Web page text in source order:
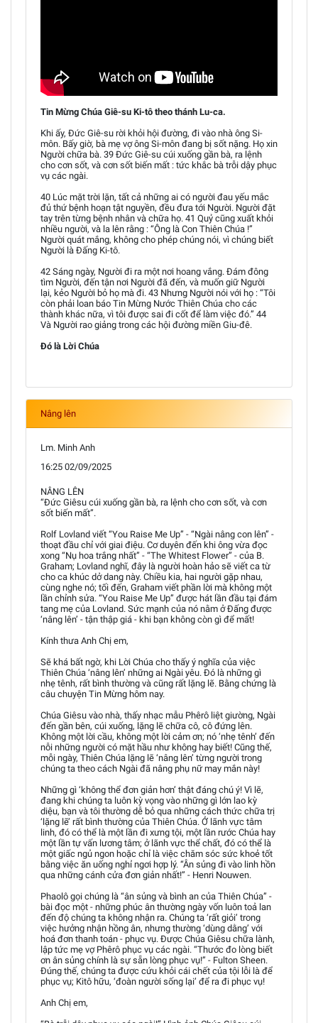
Tin Mừng Chúa Giê-su Ki-tô theo thánh Lu-ca.
Khi ấy, Đức Giê-su rời khỏi hội đường, đi vào nhà ông Si-
môn. Bấy giờ, bà mẹ vợ ông Si-môn đang bị sốt nặng. Họ xin
Người chữa bà. 39 Đức Giê-su cúi xuống gần bà, ra lệnh
cho cơn sốt, và cơn sốt biến mất : tức khắc bà trỗi dậy phục
vụ các ngài.
40 Lúc mặt trời lặn, tất cả những ai có người đau yếu mắc
đủ thứ bệnh hoạn tật nguyền, đều đưa tới Người. Người đặt
tay trên từng bệnh nhân và chữa họ. 41 Quỷ cũng xuất khỏi
nhiều người, và la lên rằng : “Ông là Con Thiên Chúa !”
Người quát mắng, không cho phép chúng nói, vì chúng biết
Người là Đấng Ki-tô.
42 Sáng ngày, Người đi ra một nơi hoang vắng. Đám đông
tìm Người, đến tận nơi Người đã đến, và muốn giữ Người
lại, kẻo Người bỏ họ mà đi. 43 Nhưng Người nói với họ : “Tôi
còn phải loan báo Tin Mừng Nước Thiên Chúa cho các
thành khác nữa, vì tôi được sai đi cốt để làm việc đó.” 44
Và Người rao giảng trong các hội đường miền Giu-đê.
Đó là Lời Chúa
Nâng lên
Lm. Minh Anh
16:25 02/09/2025
NÂNG LÊN
“Đức Giêsu cúi xuống gần bà, ra lệnh cho cơn sốt, và cơn
sốt biến mất”.
Rolf Lovland viết “You Raise Me Up” - “Ngài nâng con lên” -
thoạt đầu chỉ với giai điệu. Cơ duyên đến khi ông vừa đọc
xong “Nụ hoa trắng nhất” - “The Whitest Flower” - của B.
Graham; Lovland nghĩ, đây là người hoàn hảo sẽ viết ca từ
cho ca khúc dở dang này. Chiều kia, hai người gặp nhau,
cùng nghe nó; tối đến, Graham viết phần lời mà không một
lần chỉnh sửa. “You Raise Me Up” được hát lần đầu tại đám
tang mẹ của Lovland. Sức mạnh của nó nằm ở Đấng được
‘nâng lên’ - tận thập giá - khi bạn không còn gì để mất!
Kính thưa Anh Chị em,
Sẽ khá bất ngờ, khi Lời Chúa cho thấy ý nghĩa của việc
Thiên Chúa ‘nâng lên’ những ai Ngài yêu. Đó là những gì
nhẹ tênh, rất bình thường và cũng rất lặng lẽ. Bằng chứng là
câu chuyện Tin Mừng hôm nay.
Chúa Giêsu vào nhà, thấy nhạc mẫu Phêrô liệt giường, Ngài
đến gần bên, cúi xuống, lặng lẽ chữa cô, cô đứng lên.
Không một lời cầu, không một lời cảm ơn; nó ‘nhẹ tênh’ đến
nỗi những người có mặt hầu như không hay biết! Cũng thế,
mỗi ngày, Thiên Chúa lặng lẽ ‘nâng lên’ từng người trong
chúng ta theo cách Ngài đã nâng phụ nữ may mắn này!
Những gì ‘không thể đơn giản hơn’ thật đáng chú ý! Vì lẽ,
đang khi chúng ta luôn kỳ vọng vào những gì lớn lao kỳ
diệu, bạn và tôi thường dễ bỏ qua những cách thức chữa trị
‘lặng lẽ’ rất bình thường của Thiên Chúa. Ở lãnh vực tâm
linh, đó có thể là một lần đi xưng tội, một lần rước Chúa hay
một lần tự vấn lương tâm; ở lãnh vực thể chất, đó có thể là
một giấc ngủ ngon hoặc chỉ là việc chăm sóc sức khoẻ tốt
bằng việc ăn uống nghỉ ngơi hợp lý. “Ân sủng đi vào linh hồn
qua những cánh cửa đơn giản nhất!” - Henri Nouwen.
Phaolô gọi chúng là “ân sủng và bình an của Thiên Chúa” -
bài đọc một - những phúc ân thường ngày vốn luôn toả lan
đến độ chúng ta không nhận ra. Chúng ta ‘rất giỏi’ trong
việc hưởng nhận hồng ân, nhưng thường ‘dùng dằng’ với
hoá đơn thanh toán - phục vụ. Được Chúa Giêsu chữa lành,
lập tức mẹ vợ Phêrô phục vụ các ngài. “Thước đo lòng biết
ơn ân sủng chính là sự sẵn lòng phục vụ!” - Fulton Sheen.
Đúng thế, chúng ta được cứu khỏi cái chết của tội lỗi là để
phục vụ; Kitô hữu, ‘đoàn người sống lại’ để ra đi phục vụ!
Anh Chị em,